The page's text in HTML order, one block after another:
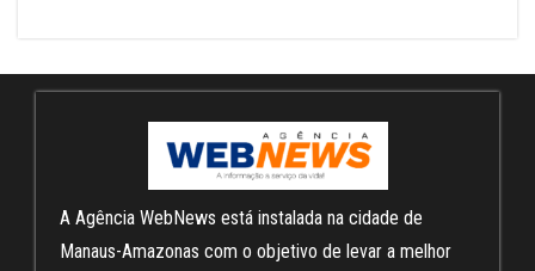
A Agência WebNews está instalada na cidade de
Manaus-Amazonas com o objetivo de levar a melhor